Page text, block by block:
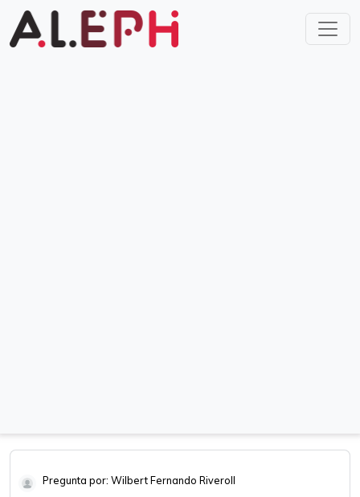
Pregunta por: Wilbert Fernando Riveroll